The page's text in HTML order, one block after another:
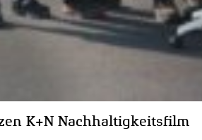
K+N Nachhaltigkeitsfilm